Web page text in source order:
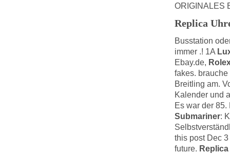
ORIGINALES
Replica
Busstation
immer .! 1A
Ebay.de,
fakes.
Breitling am.
Kalender und
Es war der
Submariner:
this post Dec
future.